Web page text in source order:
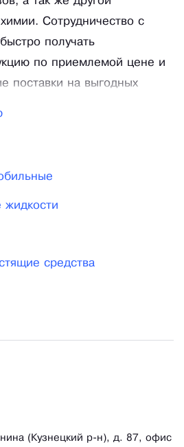
Сотрудничество с
получать
по приемлемой цене и
поставки на выгодных
под Ваши запросы и под
обновляемая
профессионального
нашей продукции,
средства
(Кузнецкий р-н), д. 87, офис